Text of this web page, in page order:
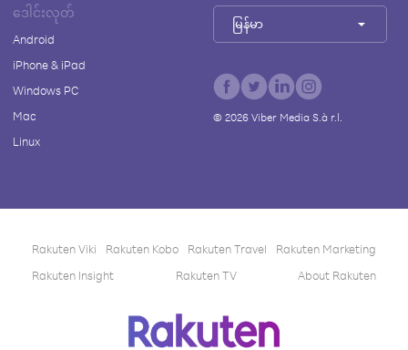
ဒေါင်းလုတ်
Android
iPhone & iPad
Windows PC
Mac
Linux
မြန်မာ
© 2026Viber Media S.à r.l.
Rakuten Viki Rakuten Kobo Rakuten Travel
Rakuten Marketing
Rakuten Insight
Rakuten TV About Rakuten